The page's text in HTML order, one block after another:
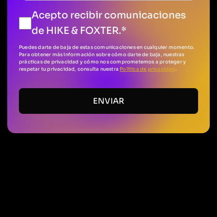
Acepto recibir comunicaciones
de HIKE & FOXTER.*
Puedes darte de baja de estas comunicaciones en cualquier momento.
Para obtener más información sobre cómo darte de baja, nuestras
prácticas de privacidad y cómo nos comprometemos a proteger y
respetar tu privacidad, consulta nuestra Política de privacidad.